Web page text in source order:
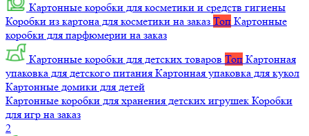
Картонные коробки для косметики и средств гигиены
Коробки из картона для косметики на заказ Топ Картонные
коробки для парфюмерии на заказ
Картонные коробки для детских товаров Топ Картонная
упаковка для детского питания Картонная упаковка для кукол
Картонные домики для детей
Картонные коробки для хранения детских игрушек Коробки
для игр на заказ
2